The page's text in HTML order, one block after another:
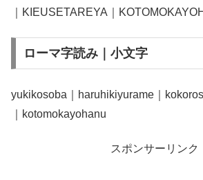
｜KIEUSETAREYA｜
ローマ字読み｜小文字
yukikosoba｜haruhikiyurame｜
｜kotomokayohanu
スポンサーリンク